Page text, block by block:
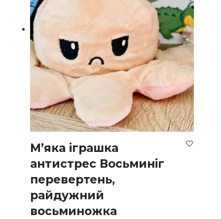
М’яка іграшка
антистрес Восьминіг
перевертень,
райдужний
восьминожка